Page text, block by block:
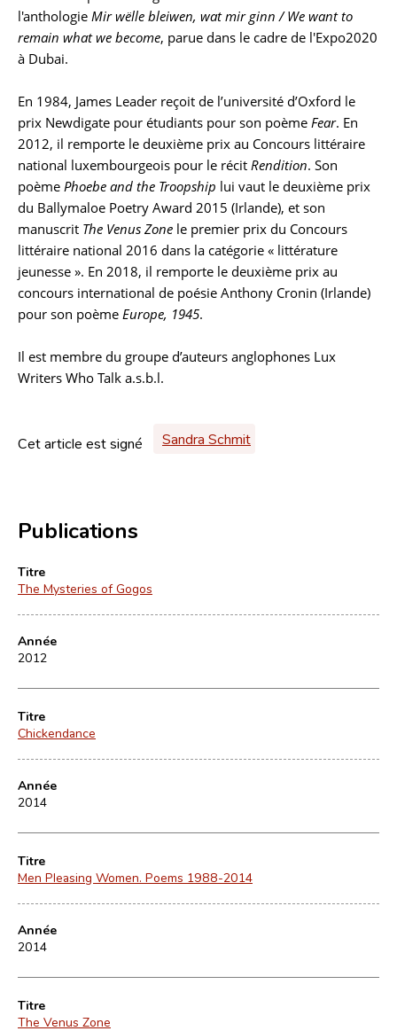
l'anthologie Mir wëlle bleiwen, wat mir ginn / We want to
remain what we become, parue dans le cadre de l'Expo2020
à Dubai.
En 1984, James Leader reçoit de l’université d’Oxford le
prix Newdigate pour étudiants pour son poème Fear. En
2012, il remporte le deuxième prix au Concours littéraire
national luxembourgeois pour le récit Rendition. Son
poème Phoebe and the Troopship lui vaut le deuxième prix
du Ballymaloe Poetry Award 2015 (Irlande), et son
manuscrit The Venus Zone le premier prix du Concours
littéraire national 2016 dans la catégorie « littérature
jeunesse ». En 2018, il remporte le deuxième prix au
concours international de poésie Anthony Cronin (Irlande)
pour son poème Europe, 1945.
Il est membre du groupe d’auteurs anglophones Lux
Writers Who Talk a.s.b.l.
Cet article est signé Sandra Schmit
Publications
Titre
The Mysteries of Gogos
Année
2012
Titre
Chickendance
Année
2014
Titre
Men Pleasing Women. Poems 1988-2014
Année
2014
Titre
The Venus Zone